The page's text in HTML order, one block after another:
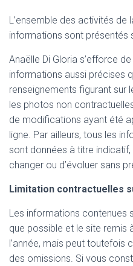
L’ensemble des activités de
informations sont présentés
Anaëlle Di Gloria s’efforce
informations aussi précises
renseignements figurant sur
les photos non
de modifications ayant été
ligne. Par ailleurs, tous les
sont données à titre
changer ou d’évoluer sans
Limitation contractuelles
Les informations contenues
que possible et le site remis
l’année, mais peut toutefois
des omissions. Si vous